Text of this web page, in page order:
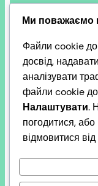
США чи Китай, —
оскільки жодна
гарантувати
включає Росію,
основі
року), мирні
егідою США,
2026-03-17
Ми поважаємо
Файли cookie
досвід,
аналізувати
файли cookie
Налаштувати.
погодитися, або
відмовитися